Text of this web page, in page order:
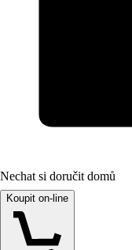
Nechat si doručit domů
Koupit on-line